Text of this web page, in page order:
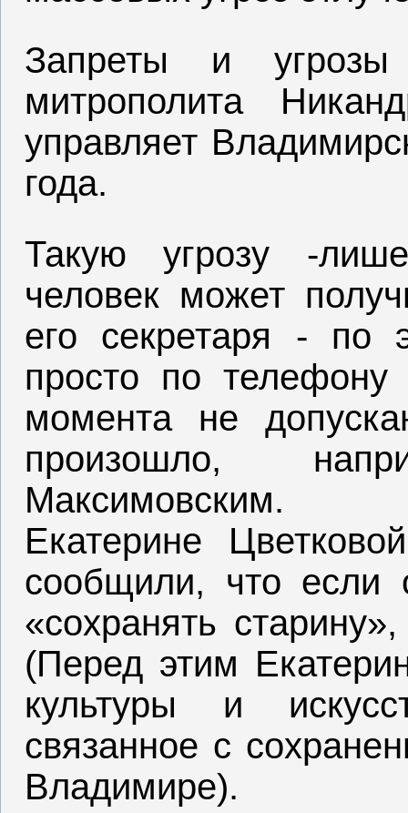
Запреты и угрозы
митрополита
управляет
года.
Такую угрозу -
человек может
его секретаря - по
просто по
момента не
произошло,
Максимовским.
Екатерине
сообщили, что если
«сохранять
(Перед этим
культуры и
связанное с
Владимире).